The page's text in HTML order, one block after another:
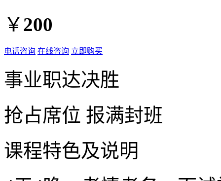
￥200
电话咨询 在线咨询 立即购买
事业职达决胜
抢占席位 报满封班
课程特色及说明